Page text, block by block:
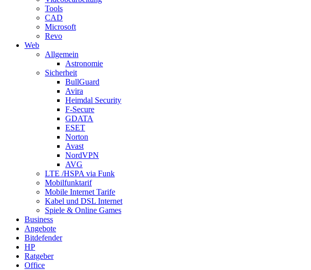
Tools
CAD
Microsoft
Revo
Web
Allgemein
Astronomie
Sicherheit
BullGuard
Avira
Heimdal Security
F-Secure
GDATA
ESET
Norton
Avast
NordVPN
AVG
LTE /HSPA via Funk
Mobilfunktarif
Mobile Internet Tarife
Kabel und DSL Internet
Spiele & Online Games
Business
Angebote
Bitdefender
HP
Ratgeber
Office